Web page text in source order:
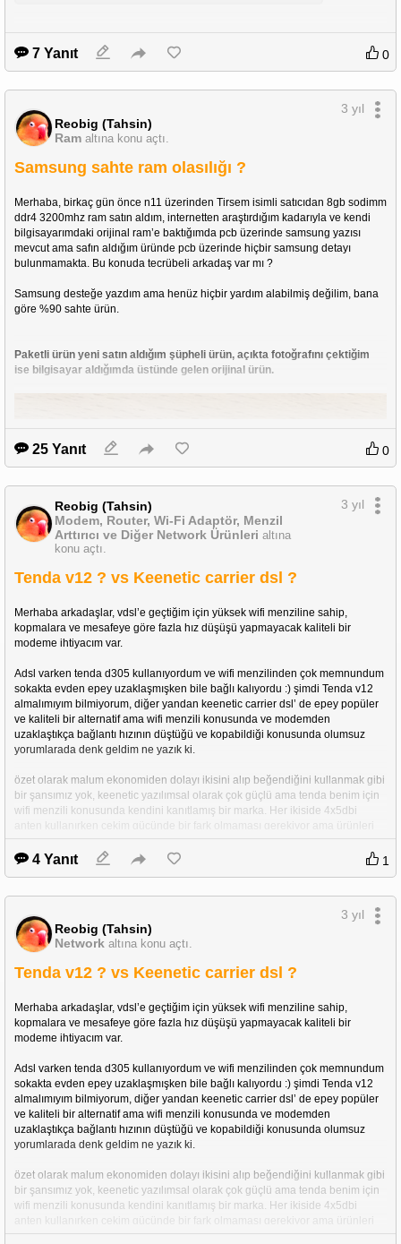
7 Yanıt 0
Reobig (Tahsin)
Ram altına konu açtı.
3 yıl
Samsung sahte ram olasılığı ?
Merhaba, birkaç gün önce n11 üzerinden Tirsem isimli satıcıdan 8gb sodimm
ddr4 3200mhz ram satın aldım, internetten araştırdığım kadarıyla ve kendi
bilgisayarımdaki orijinal ram’e baktığımda pcb üzerinde samsung yazısı
mevcut ama safın aldığım üründe pcb üzerinde hiçbir samsung detayı
bulunmamakta. Bu konuda tecrübeli arkadaş var mı ?
Samsung desteğe yazdım ama henüz hiçbir yardım alabilmiş değilim, bana
göre %90 sahte ürün.
Paketli ürün yeni satın aldığım şüpheli ürün, açıkta fotoğrafını çektiğim
ise bilgisayar aldığımda üstünde gelen orijinal ürün.
25 Yanıt 0
Reobig (Tahsin)
Modem, Router, Wi-Fi Adaptör, Menzil
Arttırıcı ve Diğer Network Ürünleri altına
konu açtı.
3 yıl
Tenda v12 ? vs Keenetic carrier dsl ?
Merhaba arkadaşlar, vdsl’e geçtiğim için yüksek wifi menziline sahip,
kopmalara ve mesafeye göre fazla hız düşüşü yapmayacak kaliteli bir
modeme ihtiyacım var.
Adsl varken tenda d305 kullanıyordum ve wifi menzilinden çok memnundum
sokakta evden epey uzaklaşmışken bile bağlı kalıyordu :) şimdi Tenda v12
almalımıyım bilmiyorum, diğer yandan keenetic carrier dsl’ de epey popüler
ve kaliteli bir alternatif ama wifi menzili konusunda ve modemden
uzaklaştıkça bağlantı hızının düştüğü ve kopabildiği konusunda olumsuz
yorumlarada denk geldim ne yazık ki.
özet olarak malum ekonomiden dolayı ikisini alıp beğendiğini kullanmak gibi
bir şansımız yok, keenetic yazılımsal olarak çok güçlü ama tenda benim için
wifi menzili konusunda kendini kanıtlamış bir marka. Her ikiside 4x5dbi
satın alanların yorumları çok kafa karıştırıcı.
iyi forumlar.
4 Yanıt 1
Reobig (Tahsin)
Network altına konu açtı.
3 yıl
Tenda v12 ? vs Keenetic carrier dsl ?
Merhaba arkadaşlar, vdsl’e geçtiğim için yüksek wifi menziline sahip,
kopmalara ve mesafeye göre fazla hız düşüşü yapmayacak kaliteli bir
modeme ihtiyacım var.
Adsl varken tenda d305 kullanıyordum ve wifi menzilinden çok memnundum
sokakta evden epey uzaklaşmışken bile bağlı kalıyordu :) şimdi Tenda v12
almalımıyım bilmiyorum, diğer yandan keenetic carrier dsl’ de epey popüler
ve kaliteli bir alternatif ama wifi menzili konusunda ve modemden
uzaklaştıkça bağlantı hızının düştüğü ve kopabildiği konusunda olumsuz
yorumlarada denk geldim ne yazık ki.
özet olarak malum ekonomiden dolayı ikisini alıp beğendiğini kullanmak gibi
bir şansımız yok, keenetic yazılımsal olarak çok güçlü ama tenda benim için
wifi menzili konusunda kendini kanıtlamış bir marka. Her ikiside 4x5dbi
satın alanların yorumları çok kafa karıştırıcı, üstelik keenetic üzerinde gigabit